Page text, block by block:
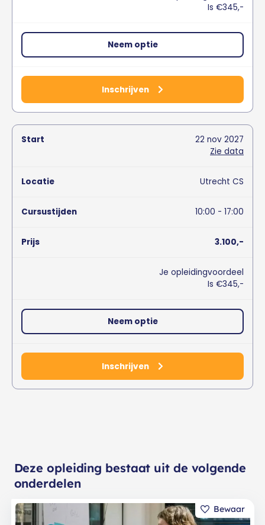
Is €345,-
Neem optie
Inschrijven
22 nov 2027
Zie data
Utrecht CS
10:00 - 17:00
3.100,-
Je opleidingvoordeel
Is €345,-
Neem optie
Inschrijven
Deze opleiding bestaat uit de volgende
onderdelen